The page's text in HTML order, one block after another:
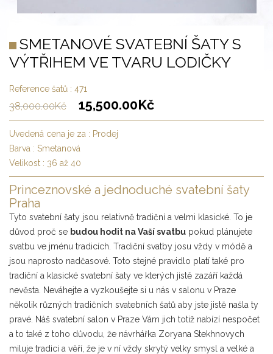
SMETANOVÉ SVATEBNÍ ŠATY S
VÝTŘIHEM VE TVARU LODIČKY
Reference šatů : 471
38,000.00Kč 15,500.00Kč
Uvedená cena je za : Prodej
Barva : Smetanová
Velikost : 36 až 40
Princeznovské a jednoduché svatební šaty
Praha
Tyto svatební šaty jsou relativně tradiční a velmi klasické. To je
důvod proč se budou hodit na Vaší svatbu pokud plánujete
svatbu ve jménu tradicích. Tradiční svatby josu vždy v módě a
jsou naprosto nadčasové. Toto stejné pravidlo platí také pro
tradiční a klasické svatební šaty ve kterých jistě zazáří každá
nevěsta. Neváhejte a vyzkoušejte si u nás v salonu v Praze
několik různých tradičních svatebních šatů aby jste jistě našla ty
pravé. Náš svatební salon v Praze Vám jich totiž nabízí nespočet
a to také z toho důvodu, že návrhářka Zoryana Stekhnovych
miluje tradici a věří, že je v ní vždy skrytý velky smysl a velké a